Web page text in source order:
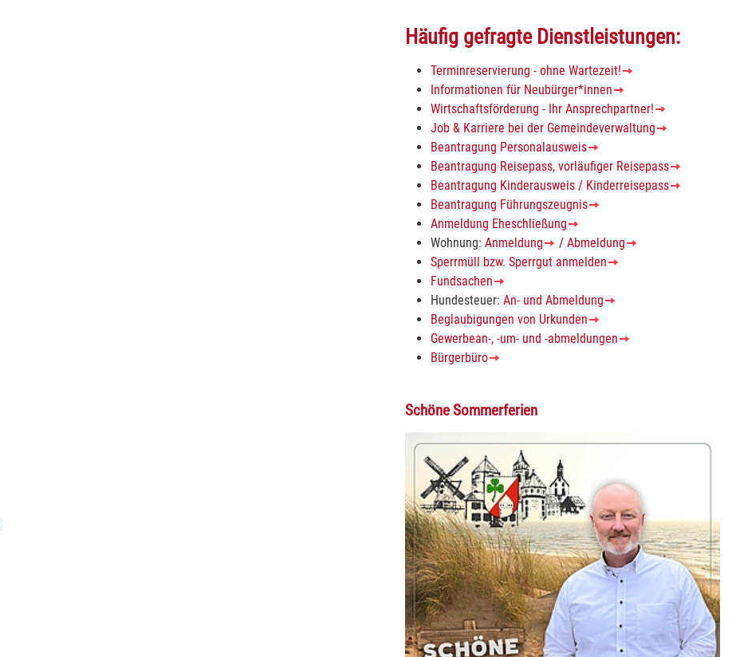
Häufig gefragte Dienstleistungen:
Terminreservierung - ohne Wartezeit!
Informationen für Neubürger*innen
Wirtschaftsförderung - Ihr Ansprechpartner!
Job & Karriere bei der Gemeindeverwaltung
Beantragung Personalausweis
Beantragung Reisepass, vorläufiger Reisepass
Beantragung Kinderausweis / Kinderreisepass
Beantragung Führungszeugnis
Anmeldung Eheschließung
Wohnung:Anmeldung /Abmeldung
Sperrmüll bzw. Sperrgut anmelden
Fundsachen
Hundesteuer:An- und Abmeldung
Beglaubigungen von Urkunden
Gewerbean-, -um- und -abmeldungen
Bürgerbüro
Schöne Sommerferien